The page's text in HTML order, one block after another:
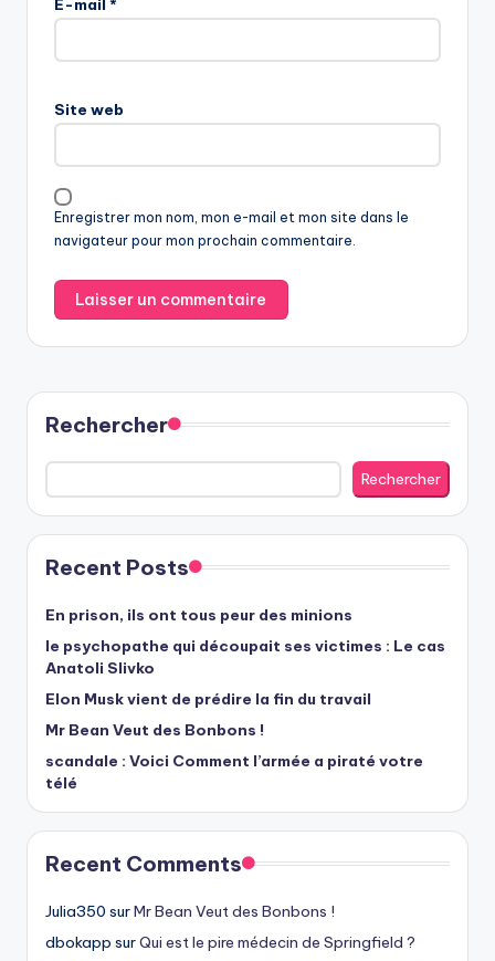
E-mail *
Site web
Enregistrer mon nom, mon e-mail et mon site dans le
navigateur pour mon prochain commentaire.
Rechercher
Rechercher
Recent Posts
En prison, ils ont tous peur des minions
le psychopathe qui découpait ses victimes : Le cas
Anatoli Slivko
Elon Musk vient de prédire la fin du travail
Mr Bean Veut des Bonbons !
scandale : Voici Comment l’armée a piraté votre
télé
Recent Comments
Julia350 surMr Bean Veut des Bonbons !
dbokapp surQui est le pire médecin de Springfield ?